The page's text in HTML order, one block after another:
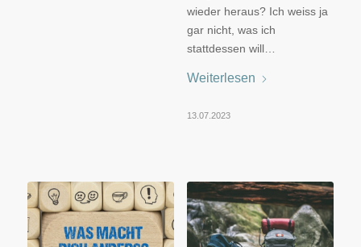
wieder heraus? Ich weiss ja
gar nicht, was ich
stattdessen will…
Weiterlesen
13.07.2023